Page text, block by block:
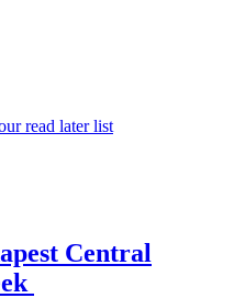
read later list
Central